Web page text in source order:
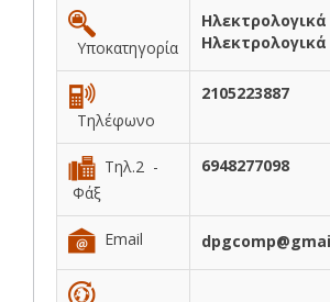
Υποκατηγορία
Ηλεκτρολογικά
Ηλεκτρολογικά
Τηλέφωνο
2105223887
Τηλ.2 -
Φάξ
6948277098
Email